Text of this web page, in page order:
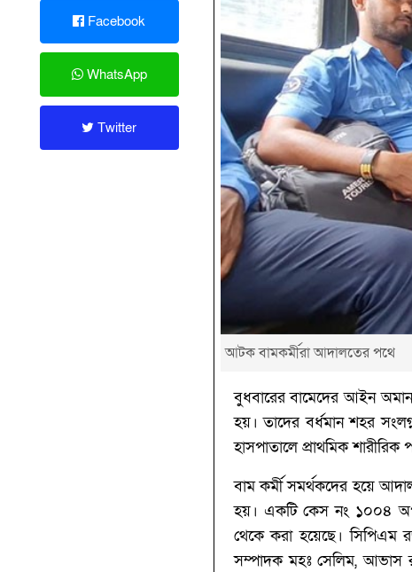
Facebook
WhatsApp
Twitter
আটক বামকর্মীরা আদালতের পথে
বুধবারের বামেদের আইন
হয়। তাদের বর্ধমান শহর
হাসপাতালে প্রাথমিক
বাম কর্মী সমর্থকদের হয়ে
হয়। একটি কেস নং ১০০৪
থেকে করা হয়েছে। সিপিএম
সম্পাদক মহঃ সেলিম, আভাস